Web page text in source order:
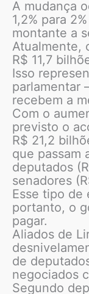
A mudança
1,2% para
montante a
Atualmente,
R$ 11,7
Isso
parlamentar
recebem a
Com o
previsto o
R$ 21,2
que passam
deputados
senadores
Esse tipo de
portanto, o
pagar.
Aliados de
de
negociados
Segundo